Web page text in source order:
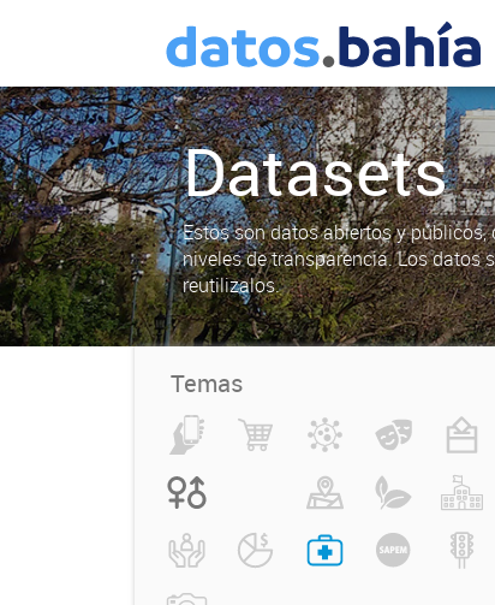
Datasets
Estos son datos abiertos y
niveles de transparencia. Los datos
reutilizalos.
Temas